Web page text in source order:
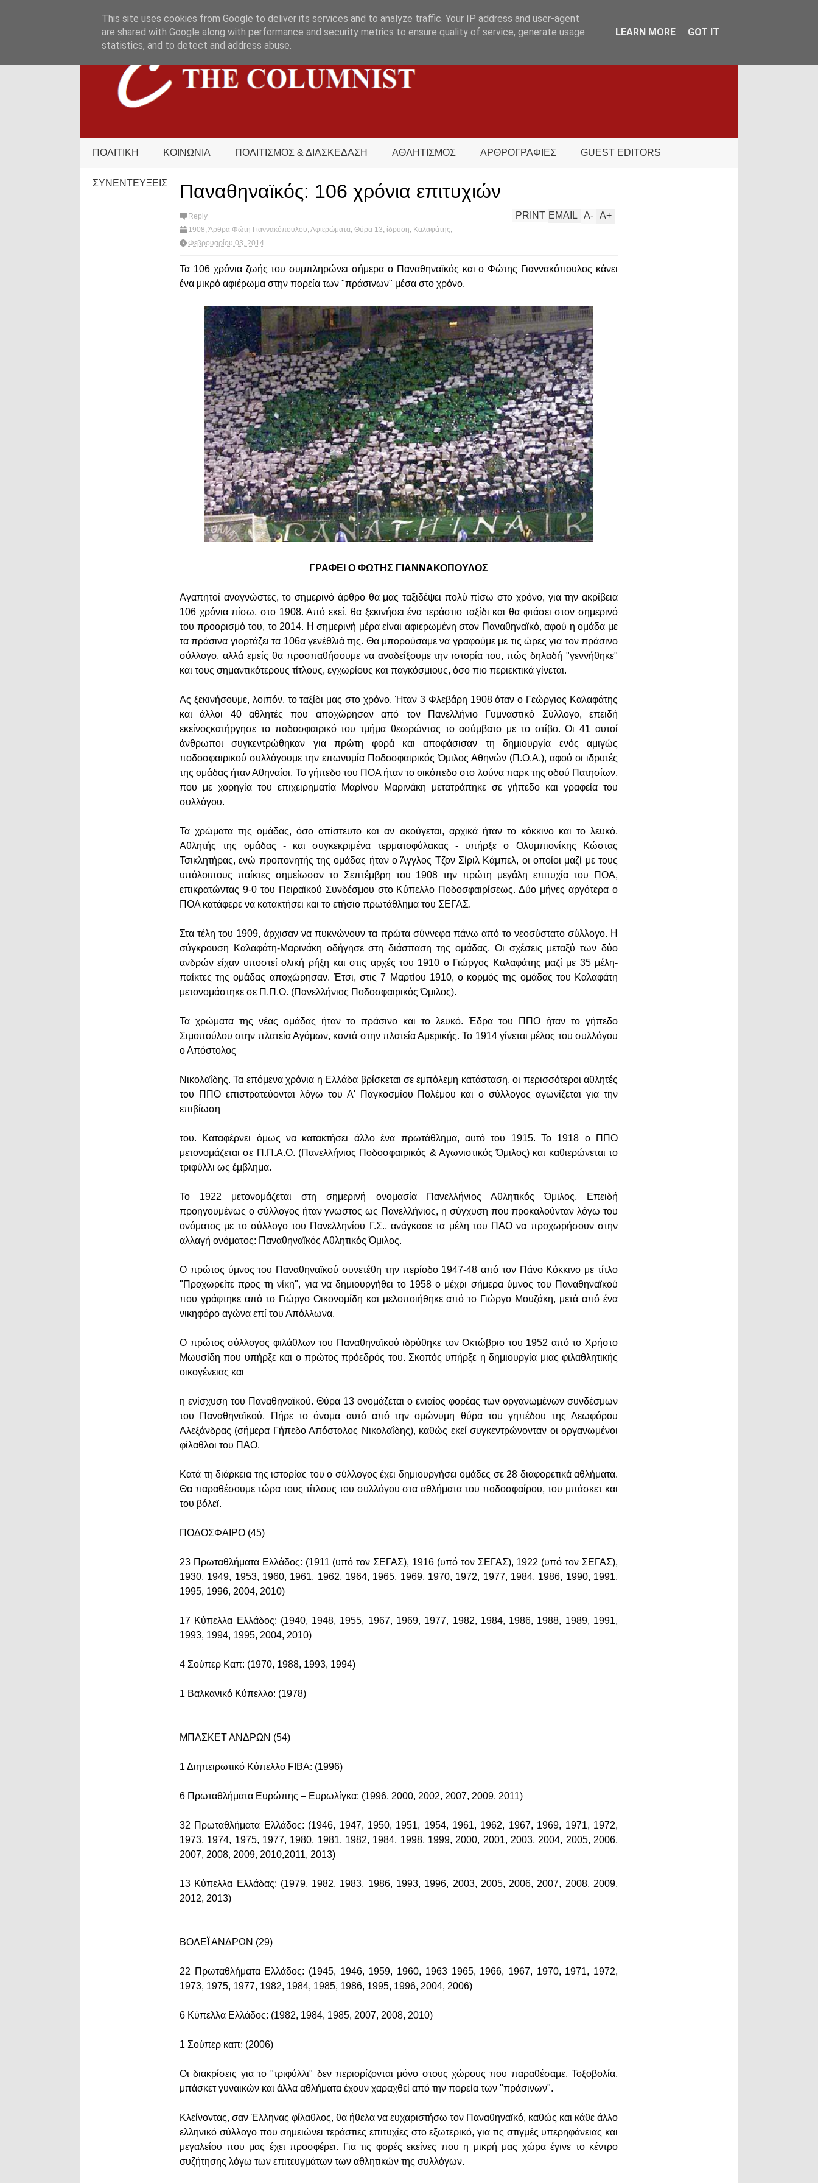
ΠΟΛΙΤΙΚΗ ΚΟΙΝΩΝΙΑ ΠΟΛΙΤΙΣΜΟΣ & ΔΙΑΣΚΕΔΑΣΗ ΑΘΛΗΤΙΣΜΟΣ ΑΡΘΡΟΓΡΑΦΙΕΣ GUEST EDITORS
ΣΥΝΕΝΤΕΥΞΕΙΣ Παναθηναϊκός: 106 χρόνια επιτυχιών
Reply
1908 Άρθρα Φώτη Γιαννακόπουλου Αφιερώματα Θύρα 13 ίδρυση Καλαφάτης
Φεβρουαρίου 03, 2014
A+
A-
EMAIL
PRINT
Τα 106 χρόνια ζωής του συμπληρώνει σήμερα ο Παναθηναϊκός και ο Φώτης Γιαννακόπουλος κάνει
ένα μικρό αφιέρωμα στην πορεία των "πράσινων" μέσα στο χρόνο.
ΓΡΑΦΕΙ Ο ΦΩΤΗΣ ΓΙΑΝΝΑΚΟΠΟΥΛΟΣ
Αγαπητοί αναγνώστες, το σημερινό άρθρο θα μας ταξιδέψει πολύ πίσω στο χρόνο, για την ακρίβεια
106 χρόνια πίσω, στο 1908. Από εκεί, θα ξεκινήσει ένα τεράστιο ταξίδι και θα φτάσει στον σημερινό
του προορισμό του, το 2014. Η σημερινή μέρα είναι αφιερωμένη στον Παναθηναϊκό, αφού η ομάδα με
τα πράσινα γιορτάζει τα 106α γενέθλιά της. Θα μπορούσαμε να γραφούμε με τις ώρες για τον πράσινο
σύλλογο, αλλά εμείς θα προσπαθήσουμε να αναδείξουμε την ιστορία του, πώς δηλαδή "γεννήθηκε"
και τους σημαντικότερους τίτλους, εγχωρίους και παγκόσμιους, όσο πιο περιεκτικά γίνεται.
Ας ξεκινήσουμε, λοιπόν, το ταξίδι μας στο χρόνο. Ήταν 3 Φλεβάρη 1908 όταν ο Γεώργιος Καλαφάτης
και άλλοι 40 αθλητές που αποχώρησαν από τον Πανελλήνιο Γυμναστικό Σύλλογο, επειδή
εκείνοςκατήργησε το ποδοσφαιρικό του τμήμα θεωρώντας το ασύμβατο με το στίβο. Οι 41 αυτοί
άνθρωποι συγκεντρώθηκαν για πρώτη φορά και αποφάσισαν τη δημιουργία ενός αμιγώς
ποδοσφαιρικού συλλόγουμε την επωνυμία Ποδοσφαιρικός Όμιλος Αθηνών (Π.Ο.Α.), αφού οι ιδρυτές
της ομάδας ήταν Αθηναίοι. Το γήπεδο του ΠΟΑ ήταν το οικόπεδο στο λούνα παρκ της οδού Πατησίων,
που με χορηγία του επιχειρηματία Μαρίνου Μαρινάκη μετατράπηκε σε γήπεδο και γραφεία του
συλλόγου.
Τα χρώματα της ομάδας, όσο απίστευτο και αν ακούγεται, αρχικά ήταν το κόκκινο και το λευκό.
Αθλητής της ομάδας - και συγκεκριμένα τερματοφύλακας - υπήρξε ο Ολυμπιονίκης Κώστας
Τσικλητήρας, ενώ προπονητής της ομάδας ήταν ο Άγγλος Τζον Σίριλ Κάμπελ, οι οποίοι μαζί με τους
υπόλοιπους παίκτες σημείωσαν το Σεπτέμβρη του 1908 την πρώτη μεγάλη επιτυχία του ΠΟΑ,
επικρατώντας 9-0 του Πειραϊκού Συνδέσμου στο Κύπελλο Ποδοσφαιρίσεως. Δύο μήνες αργότερα ο
ΠΟΑ κατάφερε να κατακτήσει και το ετήσιο πρωτάθλημα του ΣΕΓΑΣ.
Στα τέλη του 1909, άρχισαν να πυκνώνουν τα πρώτα σύννεφα πάνω από το νεοσύστατο σύλλογο. Η
σύγκρουση Καλαφάτη-Μαρινάκη οδήγησε στη διάσπαση της ομάδας. Οι σχέσεις μεταξύ των δύο
ανδρών είχαν υποστεί ολική ρήξη και στις αρχές του 1910 ο Γιώργος Καλαφάτης μαζί με 35 μέλη-
παίκτες της ομάδας αποχώρησαν. Έτσι, στις 7 Μαρτίου 1910, ο κορμός της ομάδας του Καλαφάτη
μετονομάστηκε σε Π.Π.Ο. (Πανελλήνιος Ποδοσφαιρικός Όμιλος).
Τα χρώματα της νέας ομάδας ήταν το πράσινο και το λευκό. Έδρα του ΠΠΟ ήταν το γήπεδο
Σιμοπούλου στην πλατεία Αγάμων, κοντά στην πλατεία Αμερικής. Το 1914 γίνεται μέλος του συλλόγου
ο Απόστολος
Νικολαΐδης. Τα επόμενα χρόνια η Ελλάδα βρίσκεται σε εμπόλεμη κατάσταση, οι περισσότεροι αθλητές
του ΠΠΟ επιστρατεύονται λόγω του Α' Παγκοσμίου Πολέμου και ο σύλλογος αγωνίζεται για την
επιβίωση
του. Καταφέρνει όμως να κατακτήσει άλλο ένα πρωτάθλημα, αυτό του 1915. Το 1918 ο ΠΠΟ
μετονομάζεται σε Π.Π.Α.Ο. (Πανελλήνιος Ποδοσφαιρικός & Αγωνιστικός Όμιλος) και καθιερώνεται το
τριφύλλι ως έμβλημα.
Το 1922 μετονομάζεται στη σημερινή ονομασία Πανελλήνιος Αθλητικός Όμιλος. Επειδή
προηγουμένως ο σύλλογος ήταν γνωστος ως Πανελλήνιος, η σύγχυση που προκαλούνταν λόγω του
ονόματος με το σύλλογο του Πανελληνίου Γ.Σ., ανάγκασε τα μέλη του ΠΑΟ να προχωρήσουν στην
αλλαγή ονόματος: Παναθηναϊκός Αθλητικός Όμιλος.
Ο πρώτος ύμνος του Παναθηναϊκού συνετέθη την περίοδο 1947-48 από τον Πάνο Κόκκινο με τίτλο
"Προχωρείτε προς τη νίκη", για να δημιουργήθει το 1958 ο μέχρι σήμερα ύμνος του Παναθηναϊκού
που γράφτηκε από το Γιώργο Οικονομίδη και μελοποιήθηκε από το Γιώργο Μουζάκη, μετά από ένα
νικηφόρο αγώνα επί του Απόλλωνα.
Ο πρώτος σύλλογος φιλάθλων του Παναθηναϊκού ιδρύθηκε τον Οκτώβριο του 1952 από το Χρήστο
Μωυσίδη που υπήρξε και ο πρώτος πρόεδρός του. Σκοπός υπήρξε η δημιουργία μιας φιλαθλητικής
οικογένειας και
η ενίσχυση του Παναθηναϊκού. Θύρα 13 ονομάζεται ο ενιαίος φορέας των οργανωμένων συνδέσμων
του Παναθηναϊκού. Πήρε το όνομα αυτό από την ομώνυμη θύρα του γηπέδου της Λεωφόρου
Αλεξάνδρας (σήμερα Γήπεδο Απόστολος Νικολαΐδης), καθώς εκεί συγκεντρώνονταν οι οργανωμένοι
φίλαθλοι του ΠΑΟ.
Κατά τη διάρκεια της ιστορίας του ο σύλλογος έχει δημιουργήσει ομάδες σε 28 διαφορετικά αθλήματα.
Θα παραθέσουμε τώρα τους τίτλους του συλλόγου στα αθλήματα του ποδοσφαίρου, του μπάσκετ και
του βόλεϊ.
ΠΟΔΟΣΦΑΙΡΟ (45)
23 Πρωταθλήματα Ελλάδος: (1911 (υπό τον ΣΕΓΑΣ), 1916 (υπό τον ΣΕΓΑΣ), 1922 (υπό τον ΣΕΓΑΣ),
1930, 1949, 1953, 1960, 1961, 1962, 1964, 1965, 1969, 1970, 1972, 1977, 1984, 1986, 1990, 1991,
1995, 1996, 2004, 2010)
17 Κύπελλα Ελλάδος: (1940, 1948, 1955, 1967, 1969, 1977, 1982, 1984, 1986, 1988, 1989, 1991,
1993, 1994, 1995, 2004, 2010)
4 Σούπερ Καπ: (1970, 1988, 1993, 1994)
1 Βαλκανικό Κύπελλο: (1978)
ΜΠΑΣΚΕΤ ΑΝΔΡΩΝ (54)
1 Διηπειρωτικό Κύπελλο FIBA: (1996)
6 Πρωταθλήματα Ευρώπης – Ευρωλίγκα: (1996, 2000, 2002, 2007, 2009, 2011)
32 Πρωταθλήματα Ελλάδος: (1946, 1947, 1950, 1951, 1954, 1961, 1962, 1967, 1969, 1971, 1972,
1973, 1974, 1975, 1977, 1980, 1981, 1982, 1984, 1998, 1999, 2000, 2001, 2003, 2004, 2005, 2006,
2007, 2008, 2009, 2010,2011, 2013)
13 Κύπελλα Ελλάδας: (1979, 1982, 1983, 1986, 1993, 1996, 2003, 2005, 2006, 2007, 2008, 2009,
2012, 2013)
ΒΟΛΕΪ ΑΝΔΡΩΝ (29)
22 Πρωταθλήματα Ελλάδος: (1945, 1946, 1959, 1960, 1963 1965, 1966, 1967, 1970, 1971, 1972,
1973, 1975, 1977, 1982, 1984, 1985, 1986, 1995, 1996, 2004, 2006)
6 Κύπελλα Ελλάδος: (1982, 1984, 1985, 2007, 2008, 2010)
1 Σούπερ καπ: (2006)
Οι διακρίσεις για το "τριφύλλι" δεν περιορίζονται μόνο στους χώρους που παραθέσαμε. Τοξοβολία,
μπάσκετ γυναικών και άλλα αθλήματα έχουν χαραχθεί από την πορεία των "πράσινων".
Κλείνοντας, σαν Έλληνας φίλαθλος, θα ήθελα να ευχαριστήσω τον Παναθηναϊκό, καθώς και κάθε άλλο
ελληνικό σύλλογο που σημειώνει τεράστιες επιτυχίες στο εξωτερικό, για τις στιγμές υπερηφάνειας και
μεγαλείου που μας έχει προσφέρει. Για τις φορές εκείνες που η μικρή μας χώρα έγινε το κέντρο
συζήτησης λόγω των επιτευγμάτων των αθλητικών της συλλόγων.
This site uses cookies from Google to deliver its services and to analyze traffic. Your IP address and user-agent
are shared with Google along with performance and security metrics to ensure quality of service, generate usage
statistics, and to detect and address abuse.
LEARN MORE GOT IT